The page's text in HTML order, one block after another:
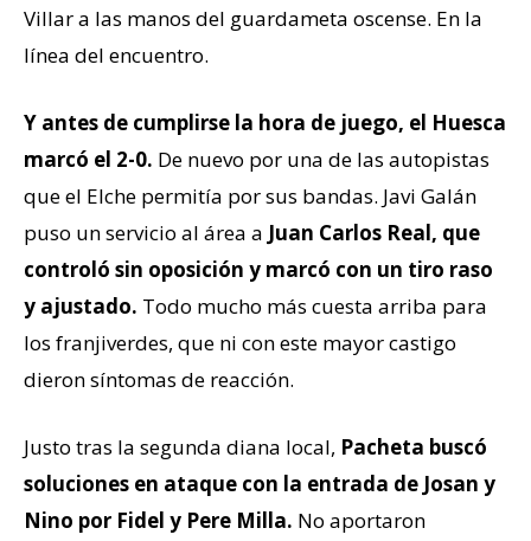
Villar a las manos del guardameta oscense. En la
línea del encuentro.
Y antes de cumplirse la hora de juego, el Huesca
marcó el 2-0. De nuevo por una de las autopistas
que el Elche permitía por sus bandas. Javi Galán
puso un servicio al área a Juan Carlos Real, que
controló sin oposición y marcó con un tiro raso
y ajustado. Todo mucho más cuesta arriba para
los franjiverdes, que ni con este mayor castigo
dieron síntomas de reacción.
Justo tras la segunda diana local, Pacheta buscó
soluciones en ataque con la entrada de Josan y
Nino por Fidel y Pere Milla. No aportaron